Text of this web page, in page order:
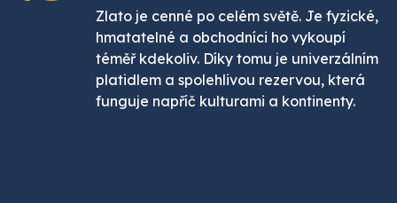
Zlato je cenné po celém světě. Je fyzické,
hmatatelné a obchodníci ho vykoupí
téměř kdekoliv. Díky tomu je univerzálním
platidlem a spolehlivou rezervou, která
funguje napříč kulturami a kontinenty.